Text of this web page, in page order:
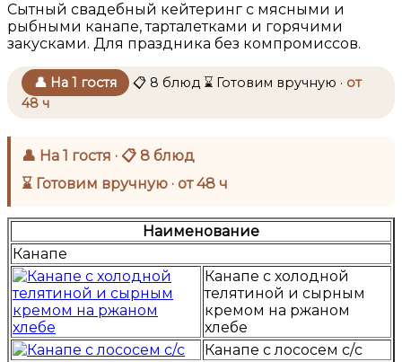
Сытный свадебный кейтеринг с мясными и
рыбными канапе, тарталетками и горячими
закусками. Для праздника без компромиссов.
👤 На 1 гостя 📋 8 блюд ⌛ Готовим вручную · от
48 ч
👤 На 1 гостя · 📋 8 блюд
⌛ Готовим вручную · от 48 ч
Наименование
Канапе
Канапе с холодной
телятиной и сырным
кремом на ржаном
хлебе
Канапе с лососем с/с